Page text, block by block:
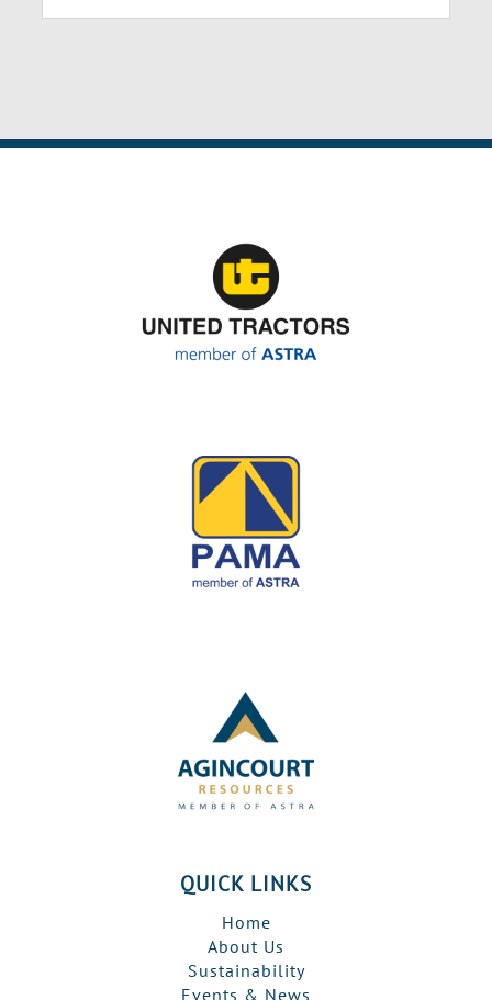
QUICK LINKS
Home
About Us
Sustainability
Events & News